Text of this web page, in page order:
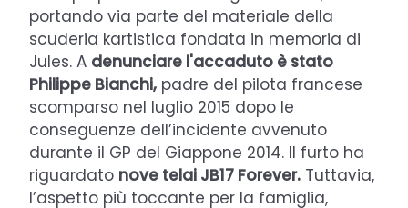
portando via parte del materiale della
scuderia kartistica fondata in memoria di
Jules. A denunciare l'accaduto è stato
Philippe Bianchi, padre del pilota francese
scomparso nel luglio 2015 dopo le
conseguenze dell’incidente avvenuto
durante il GP del Giappone 2014. Il furto ha
riguardato nove telai JB17 Forever. Tuttavia,
l’aspetto più toccante per la famiglia,